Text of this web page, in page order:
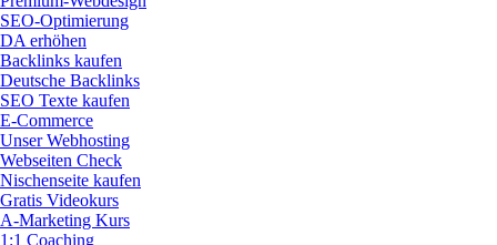
SEO-Optimierung
DA erhöhen
Backlinks kaufen
Deutsche Backlinks
SEO Texte kaufen
E-Commerce
Unser Webhosting
Webseiten Check
Nischenseite kaufen
Gratis Videokurs
A-Marketing Kurs
1:1 Coaching